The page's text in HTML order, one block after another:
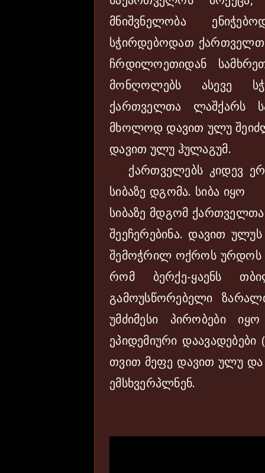
მნიშვნელობა
სჭირდებოდათ
ჩრდილოეთიდან
მონღოლებს ასევე
ქართველთა ლაშქარს
მხოლოდ დავით ულუ
დავით ულუ ჰულაგუმ.
ქართველებს კიდევ
სიბაზე დგომა. სიბა
სიბაზე მდგომ
შეეჩერებინა. დავით
შემოჭრილ ოქროს ურდოს
რომ ბერქე-ყაენს
გამოუსწორებელი
უმძიმესი პირობები
ეპიდემიური
თვით მეფე დავით ულუ და
ემსხვერპლნენ.